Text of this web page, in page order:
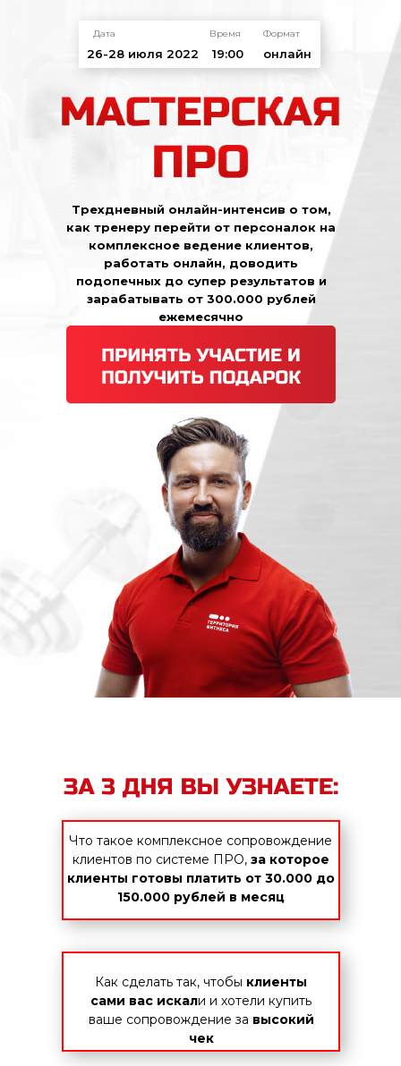
26-28 июля 2022
Трехдневный онлайн-интенсив о том,
как тренеру перейти от персоналок на
комплексное ведение клиентов,
работать онлайн, доводить
подопечных до супер результатов и
зарабатывать от 300.000 рублей
ежемесячно
Дата Время Формат
19:00 онлайн
Что такое комплексное сопровождение
клиентов по системе ПРО, за которое
клиенты готовы платить от 30.000 до
150.000 рублей в месяц
Как сделать так, чтобы клиенты
сами вас искали и хотели купить
ваше сопровождение за высокий
чек